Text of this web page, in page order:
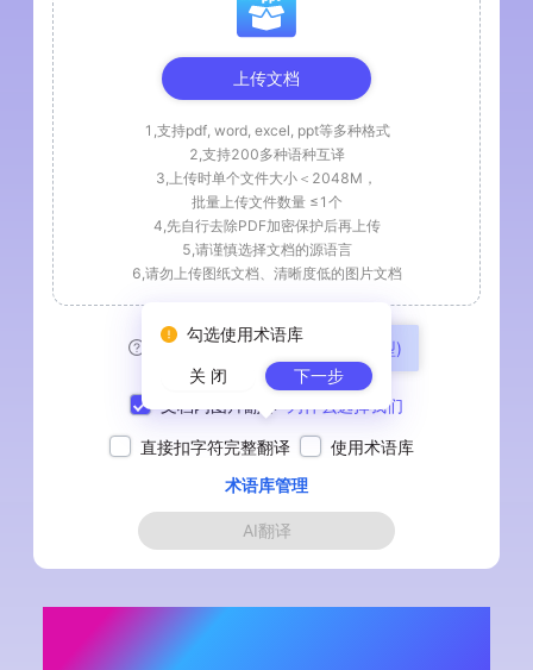
上传文档
1,支持pdf, word, excel, ppt等多种格式
2,支持200多种语种互译
3,上传时单个文件大小＜2048M ，
批量上传文件数量 ≤ 1 个
4,先自行去除PDF加密保护后再上传
5,请谨慎选择文档的源语言
6,请勿上传图纸文档、清晰度低的图片文档
模型: 翻译云(企业级翻译模型)
文档内图片翻译 为什么选择我们
直接扣字符完整翻译
使用术语库
术语库管理
AI翻译
勾选使用术语库
关 闭 下一步